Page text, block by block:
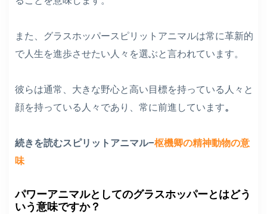
また、グラスホッパースピリットアニマルは常に革新的
で人生を進歩させたい人々を選ぶと言われています。
彼らは通常、大きな野心と高い目標を持っている人々と
顔を持っている人々であり、常に前進しています。
続きを読むスピリットアニマル–枢機卿の精神動物の意
味
パワーアニマルとしてのグラスホッパーとはどう
いう意味ですか？